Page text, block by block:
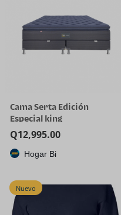
Cama Serta Edición
Especial king
Q12,995.00
Hogar Bi
Nuevo